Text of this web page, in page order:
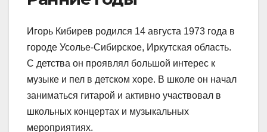
Игорь Кибирев родился 14 августа 1973 года в
городе Усолье-Сибирское, Иркутская область.
С детства он проявлял большой интерес к
музыке и пел в детском хоре. В школе он начал
заниматься гитарой и активно участвовал в
школьных концертах и музыкальных
мероприятиях.